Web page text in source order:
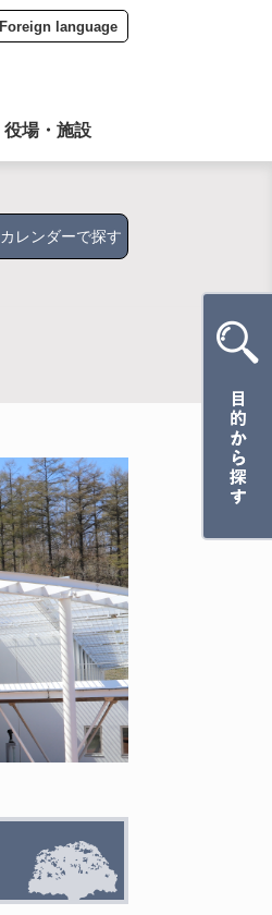
Foreign language
役場・施設
カレンダーで探す